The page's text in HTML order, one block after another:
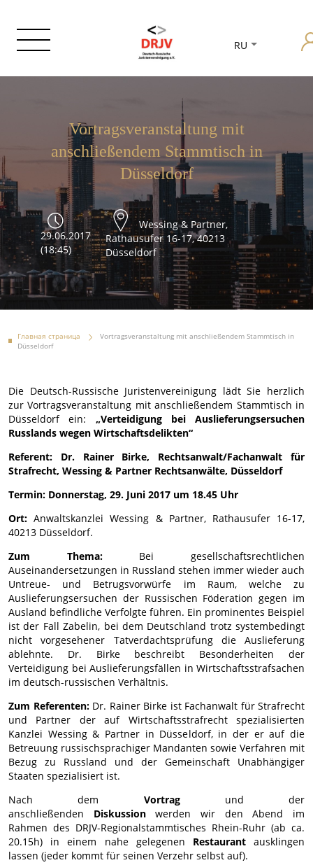
RU
Vortragsveranstaltung mit
anschließendem Stammtisch in
Düsseldorf
29.06.2017
(18:45)
Wessing & Partner,
Rathausufer 16-17, 40213
Düsseldorf
Главная страница
Vortragsveranstaltung mit anschließendem Stammtisch in
Düsseldorf
Die Deutsch-Russische Juristenvereinigung lädt Sie herzlich
zur Vortragsveranstaltung mit anschließendem Stammtisch in
Düsseldorf ein: „Verteidigung bei Auslieferungsersuchen
Russlands wegen Wirtschaftsdelikten“
Referent: Dr. Rainer Birke, Rechtsanwalt/Fachanwalt für
Strafrecht, Wessing & Partner Rechtsanwälte, Düsseldorf
Termin: Donnerstag, 29. Juni 2017 um 18.45 Uhr
Ort: Anwaltskanzlei Wessing & Partner, Rathausufer 16-17,
40213 Düsseldorf.
Zum Thema:Bei gesellschaftsrechtlichen
Auseinandersetzungen in Russland stehen immer wieder auch
Untreue- und Betrugsvorwürfe im Raum, welche zu
Auslieferungsersuchen der Russischen Föderation gegen im
Ausland befindliche Verfolgte führen. Ein prominentes Beispiel
ist der Fall Zabelin, bei dem Deutschland trotz systembedingt
nicht vorgesehener Tatverdachtsprüfung die Auslieferung
ablehnte. Dr. Birke beschreibt Besonderheiten der
Verteidigung bei Auslieferungsfällen in Wirtschaftsstrafsachen
im deutsch-russischen Verhältnis.
Zum Referenten:Dr. Rainer Birke ist Fachanwalt für Strafrecht
und Partner der auf Wirtschaftsstrafrecht spezialisierten
Kanzlei Wessing & Partner in Düsseldorf, in der er auf die
Betreuung russischsprachiger Mandanten sowie Verfahren mit
Bezug zu Russland und der Gemeinschaft Unabhängiger
Staaten spezialisiert ist.
Nach dem Vortragund der
anschließenden Diskussionwerden wir den Abend im
Rahmen des DRJV-Regionalstammtisches Rhein-Ruhr (ab ca.
20.15h) in einem nahe gelegenen Restaurantausklingen
lassen (jeder kommt für seinen Verzehr selbst auf).